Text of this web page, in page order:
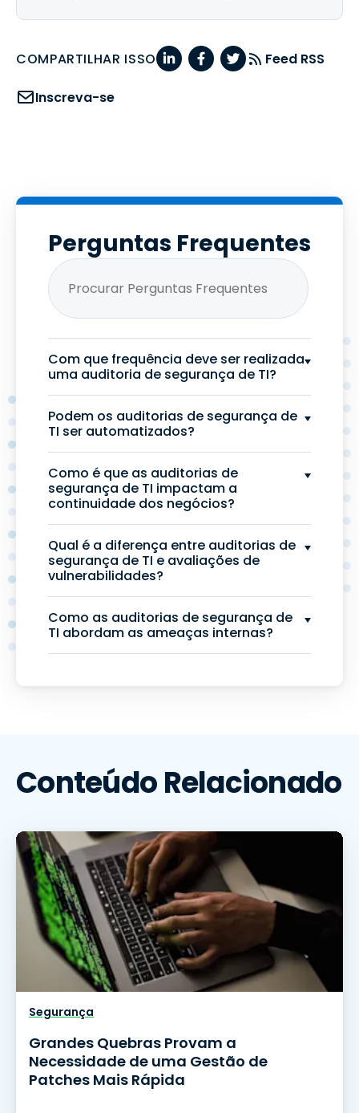
COMPARTILHAR ISSO Feed RSS
Inscreva-se
Perguntas Frequentes
Com que frequência deve ser realizada
uma auditoria de segurança de TI?
Podem os auditorias de segurança de
TI ser automatizados?
Como é que as auditorias de
segurança de TI impactam a
continuidade dos negócios?
Qual é a diferença entre auditorias de
segurança de TI e avaliações de
vulnerabilidades?
Como as auditorias de segurança de
TI abordam as ameaças internas?
Conteúdo Relacionado
Segurança
Grandes Quebras Provam a
Necessidade de uma Gestão de
Patches Mais Rápida